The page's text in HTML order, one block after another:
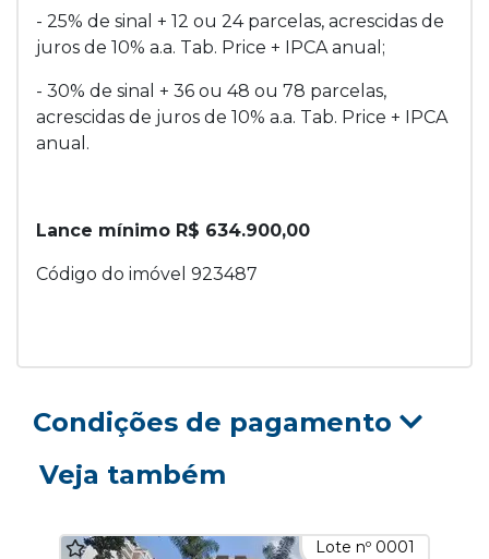
- 25% de sinal + 12 ou 24 parcelas, acrescidas de
juros de 10% a.a. Tab. Price + IPCA anual;
- 30% de sinal + 36 ou 48 ou 78 parcelas,
acrescidas de juros de 10% a.a. Tab. Price + IPCA
anual.
Lance mínimo R$ 634.900,00
Código do imóvel 923487
Condições de pagamento
Veja também
Lote nº 0001